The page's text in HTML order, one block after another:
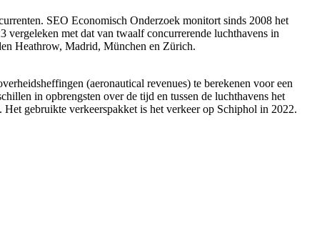
SEO Economisch Onderzoek monitort sinds 2008 het
met dat van twaalf concurrerende luchthavens in
Heathrow, Madrid, München en Zürich.
(aeronautical revenues) te berekenen voor een
in opbrengsten over de tijd en tussen de luchthavens het
gebruikte verkeerspakket is het verkeer op Schiphol in 2022.